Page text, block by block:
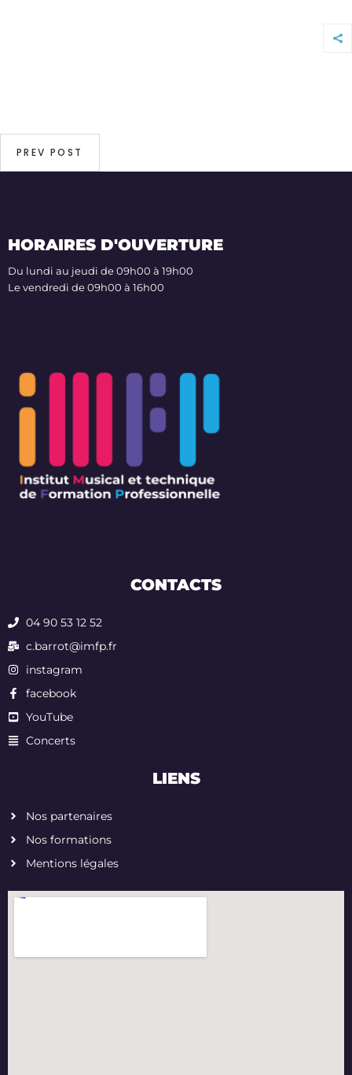
PREV POST
HORAIRES D'OUVERTURE
Du lundi au jeudi de 09h00 à 19h00
Le vendredi de 09h00 à 16h00
CONTACTS
04 90 53 12 52
c.barrot@imfp.fr
instagram
facebook
YouTube
Concerts
LIENS
Nos partenaires
Nos formations
Mentions légales